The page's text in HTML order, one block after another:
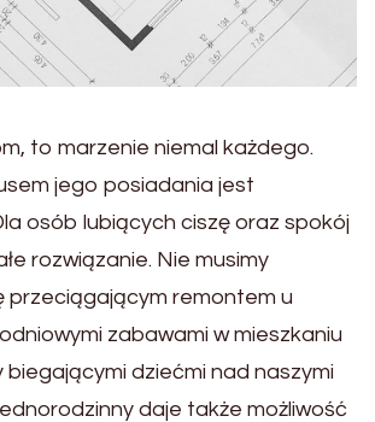
to marzenie niemal każdego.
jego posiadania jest
osób lubiących ciszę oraz spokój
rozwiązanie. Nie musimy
przeciągającym remontem u
zabawami w mieszkaniu
dziećmi nad naszymi
daje także możliwość